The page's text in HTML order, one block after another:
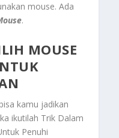
mouse. Ada
.
MOUSE
kamu jadikan
ikutilah Trik Dalam
Penuhi